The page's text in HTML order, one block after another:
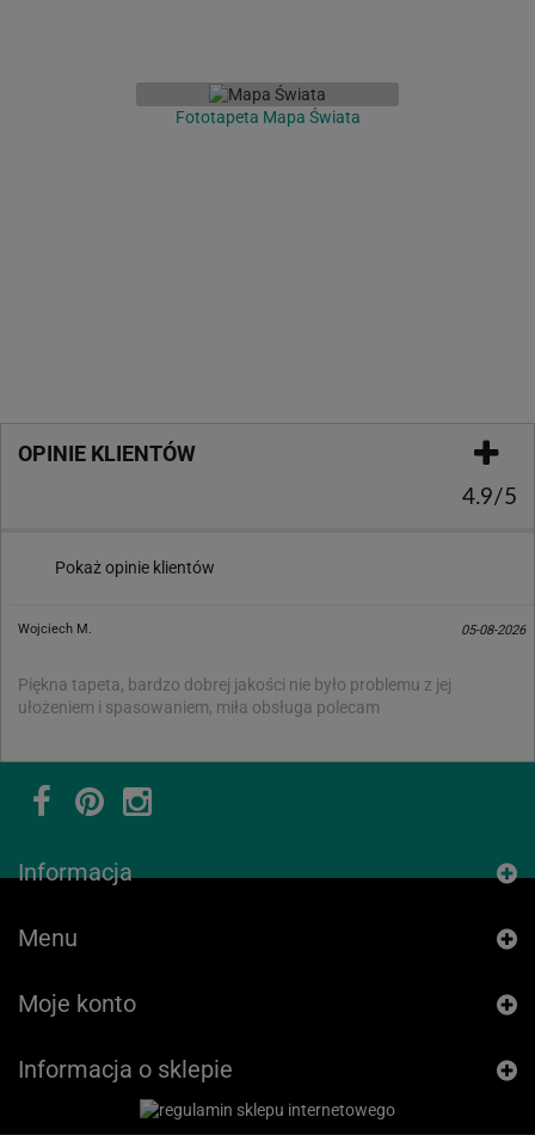
Fototapeta Mapa Świata
OPINIE KLIENTÓW
4.9/5
Pokaż opinie klientów
Wojciech M. 05-08-2026
Piękna tapeta, bardzo dobrej jakości nie było problemu z jej
ułożeniem i spasowaniem, miła obsługa polecam
Informacja
Menu
Moje konto
Informacja o sklepie